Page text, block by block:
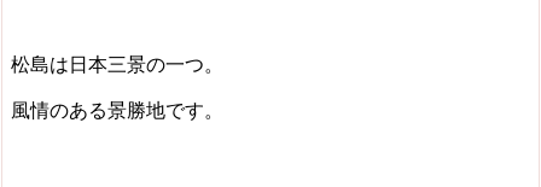
松島は日本三景の一つ。
風情のある景勝地です。